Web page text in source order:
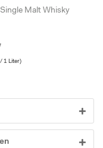
Malt Whisky
1 Liter)